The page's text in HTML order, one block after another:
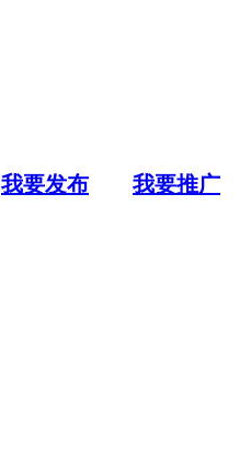
我要发布 我要推广